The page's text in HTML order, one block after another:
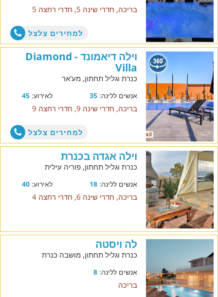
בריכה, חדרי שינה 5, חדרי רחצה 5
למחירים צלצל
וילה דיאמונד - Diamond
Villa
כנרת וגליל תחתון, מע'אר
אנשים ללינה:35 לאירוע:45
בריכה, חדרי שינה 9, חדרי רחצה 9
למחירים צלצל
וילה אגדה בכנרת
כנרת וגליל תחתון, פוריה עילית
אנשים ללינה:18 לאירוע:40
בריכה, חדרי שינה 6, חדרי רחצה 4
לה ויסטה
כנרת וגליל תחתון, מושבה כנרת
אנשים ללינה:8
בריכה